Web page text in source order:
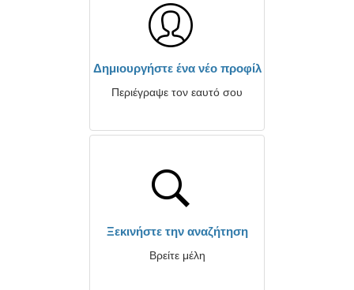
Δημιουργήστε ένα νέο προφίλ
Περιέγραψε τον εαυτό σου
Ξεκινήστε την αναζήτηση
Βρείτε μέλη